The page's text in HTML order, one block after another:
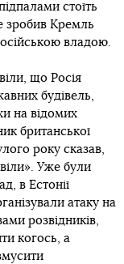
стоїть
зробив Кремль
владою.
що Росія
будівель,
на відомих
британської
року сказав,
Уже були
в Естонії
атаку на
розвідників,
когось, а